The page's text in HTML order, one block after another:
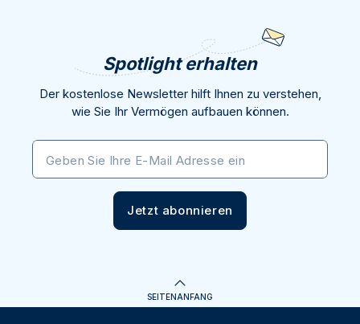
Spotlight erhalten
Der kostenlose Newsletter hilft Ihnen zu verstehen,
wie Sie Ihr Vermögen aufbauen können.
Geben Sie Ihre E-Mail Adresse ein
Jetzt abonnieren
SEITENANFANG